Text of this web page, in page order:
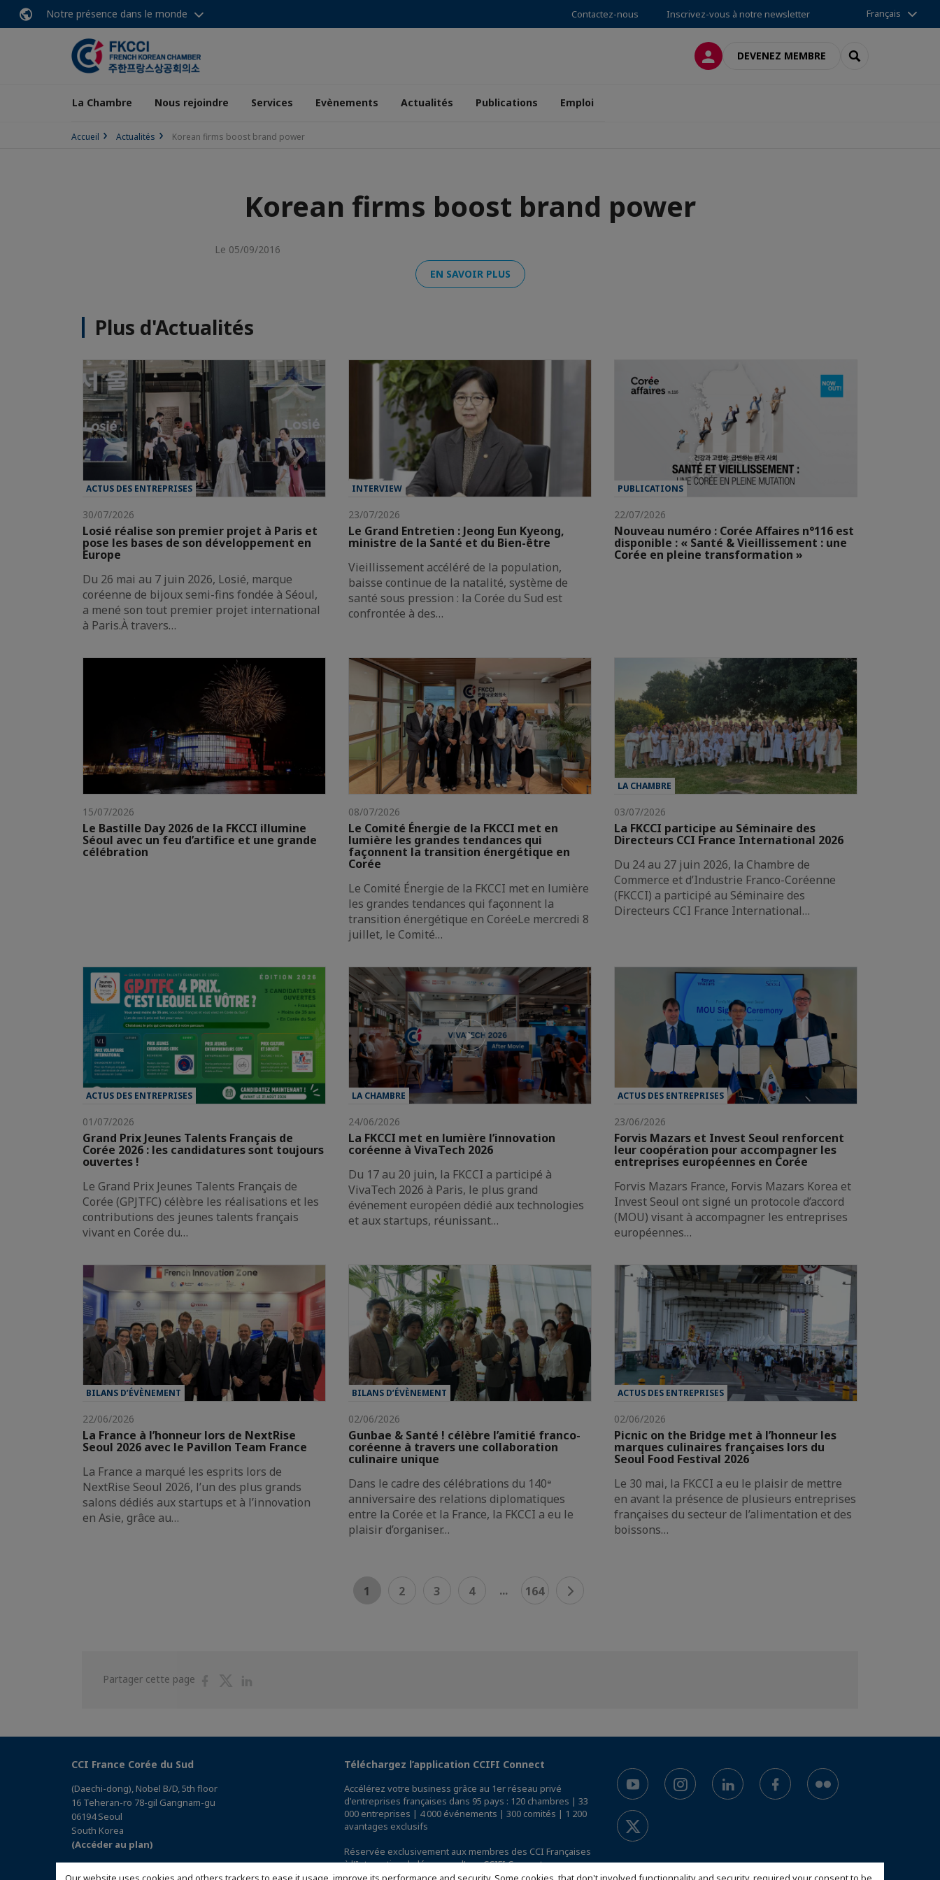
Notre présence dans le monde Contactez-nous Inscrivez-vous à notre newsletter Français
CONNEXIONDEVENEZ MEMBRE RECHERCHER
La Chambre Nous rejoindre Services Evènements Actualités Publications Emploi
Accueil Actualités Korean firms boost brand power
Korean firms boost brand power
Le 05/09/2016
EN SAVOIR PLUS
Plus d'Actualités
ACTUS DES ENTREPRISES
30/07/2026
Losié réalise son premier projet à Paris et
pose les bases de son développement en
Europe
Du 26 mai au 7 juin 2026, Losié, marque
coréenne de bijoux semi-fins fondée à Séoul,
a mené son tout premier projet international
à Paris.À travers…
INTERVIEW
23/07/2026
Le Grand Entretien : Jeong Eun Kyeong,
ministre de la Santé et du Bien-être
Vieillissement accéléré de la population,
baisse continue de la natalité, système de
santé sous pression : la Corée du Sud est
confrontée à des…
PUBLICATIONS
22/07/2026
Nouveau numéro : Corée Affaires n°116 est
disponible : « Santé & Vieillissement : une
Corée en pleine transformation »
15/07/2026
Le Bastille Day 2026 de la FKCCI illumine
Séoul avec un feu d’artifice et une grande
célébration
08/07/2026
Le Comité Énergie de la FKCCI met en
lumière les grandes tendances qui
façonnent la transition énergétique en
Corée
Le Comité Énergie de la FKCCI met en lumière
les grandes tendances qui façonnent la
transition énergétique en CoréeLe mercredi 8
juillet, le Comité…
LA CHAMBRE
03/07/2026
La FKCCI participe au Séminaire des
Directeurs CCI France International 2026
Du 24 au 27 juin 2026, la Chambre de
Commerce et d’Industrie Franco-Coréenne
(FKCCI) a participé au Séminaire des
Directeurs CCI France International…
ACTUS DES ENTREPRISES
01/07/2026
Grand Prix Jeunes Talents Français de
Corée 2026 : les candidatures sont toujours
ouvertes !
Le Grand Prix Jeunes Talents Français de
Corée (GPJTFC) célèbre les réalisations et les
contributions des jeunes talents français
vivant en Corée du…
LA CHAMBRE
24/06/2026
La FKCCI met en lumière l’innovation
coréenne à VivaTech 2026
Du 17 au 20 juin, la FKCCI a participé à
VivaTech 2026 à Paris, le plus grand
événement européen dédié aux technologies
et aux startups, réunissant…
ACTUS DES ENTREPRISES
23/06/2026
Forvis Mazars et Invest Seoul renforcent
leur coopération pour accompagner les
entreprises européennes en Corée
Forvis Mazars France, Forvis Mazars Korea et
Invest Seoul ont signé un protocole d’accord
(MOU) visant à accompagner les entreprises
européennes…
BILANS D’ÉVÈNEMENT
22/06/2026
La France à l’honneur lors de NextRise
Seoul 2026 avec le Pavillon Team France
La France a marqué les esprits lors de
NextRise Seoul 2026, l’un des plus grands
salons dédiés aux startups et à l’innovation
en Asie, grâce au…
BILANS D’ÉVÈNEMENT
02/06/2026
Gunbae & Santé ! célèbre l’amitié franco-
coréenne à travers une collaboration
culinaire unique
Dans le cadre des célébrations du 140ᵉ
anniversaire des relations diplomatiques
entre la Corée et la France, la FKCCI a eu le
plaisir d’organiser…
ACTUS DES ENTREPRISES
02/06/2026
Picnic on the Bridge met à l’honneur les
marques culinaires françaises lors du
Seoul Food Festival 2026
Le 30 mai, la FKCCI a eu le plaisir de mettre
en avant la présence de plusieurs entreprises
françaises du secteur de l’alimentation et des
boissons…
1 2 3 4 ... 164
Partager cette page
PartagerPartager
CCI France Corée du Sud
(Daechi-dong), Nobel B/D, 5th floor
16 Teheran-ro 78-gil Gangnam-gu
06194 Seoul
South Korea
(Accéder au plan)
Téléchargez l’application CCIFI Connect
Accélérez votre business grâce au 1er réseau privé
d'entreprises françaises dans 95 pays : 120 chambres | 33
000 entreprises | 4 000 événements | 300 comités | 1 200
avantages exclusifs
Réservée exclusivement aux membres des CCI Françaises
à l'International,découvrez l'app CCIFI Connect.